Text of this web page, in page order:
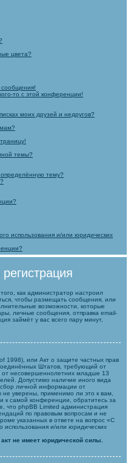
цвета?
то с этой конференции!
моих друзей и недругов?
темы?
определённую тему?
использования и/или юридических
как администратор настроил
чтобы размещать сообщения, или
возможности, которые
личные сообщения, отправка email-
займёт у вас всего пару минут,
1998), или Акт о защите частных прав
Штатов, требующий от
несовершеннолетних младше 13
Допустимо наличие иного вида
личной информации от
уверены, применимо ли это к вам,
к самой конференции, обратитесь за
что phpBB Limited администрация
по правовым вопросам и не
указанных в ответе на вопрос «С
использования и/или юридических
не имеет юридической силы.